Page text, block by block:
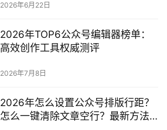
2026年6月22日
2026年TOP6公众号编辑器榜单：
高效创作工具权威测评
2026年7月8日
2026年怎么设置公众号排版行距？
怎么一键清除文章空行？最新方法